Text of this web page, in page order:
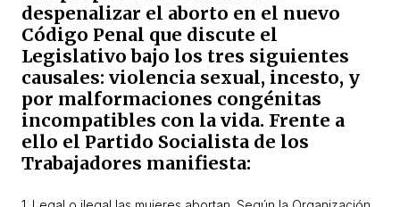
despenalizar el aborto en el nuevo
Código Penal que discute el
Legislativo bajo los tres siguientes
causales: violencia sexual, incesto, y
por malformaciones congénitas
incompatibles con la vida. Frente a
ello el Partido Socialista de los
Trabajadores manifiesta: